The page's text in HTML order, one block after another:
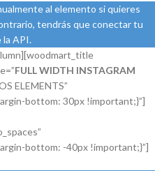
al elemento si quieres
tendrás que conectar tu
la API.
FULL WIDTH INSTAGRAM
ELEMENTS”
bottom: 30px !important;}”]
bottom: -40px !important;}”]